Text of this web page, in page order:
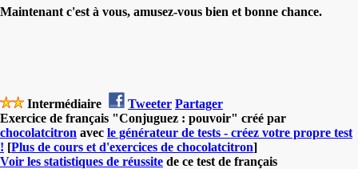
Maintenant c'est à vous, amusez-vous bien et bonne chance.
Intermédiaire Tweeter Partager
Exercice de français "Conjuguez : pouvoir" créé par
chocolatcitron avec le générateur de tests - créez votre propre test
! [Plus de cours et d'exercices de chocolatcitron]
Voir les statistiques de réussite de ce test de français